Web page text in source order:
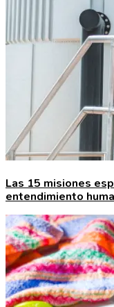
Las 15 misiones
entendimiento